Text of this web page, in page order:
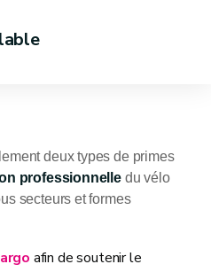
deux types de primes
professionnelledu vélo
secteurs et formes
afin de soutenir le